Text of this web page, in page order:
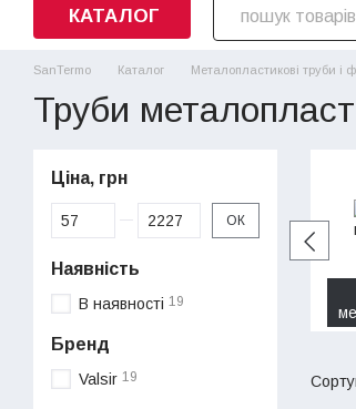
КАТАЛОГ
SanTermo Каталог Металопластикові труби і
Труби
Ціна, грн
Від Ціна, грн
До Ціна, грн ОК
Наявність
В наявності 19
Бренд
Valsir 19